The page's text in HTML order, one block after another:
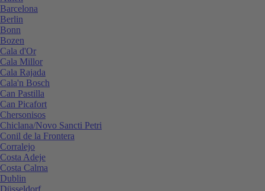
Barcelona
Berlin
Bonn
Bozen
Cala d'Or
Cala Millor
Cala Rajada
Cala'n Bosch
Can Pastilla
Can Picafort
Chersonisos
Chiclana/Novo Sancti Petri
Conil de la Frontera
Corralejo
Costa Adeje
Costa Calma
Dublin
Düsseldorf